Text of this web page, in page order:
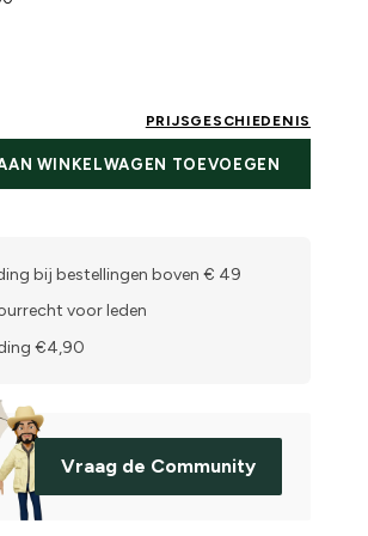
PRIJSGESCHIEDENIS
WINKELWAGEN TOEVOEGEN
bij bestellingen boven € 49
voor leden
€4,90
Vraag de Community